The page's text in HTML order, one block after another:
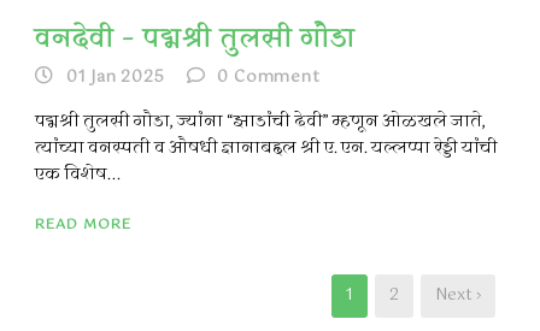
वनदेवी – पद्मश्री तुलसी गौडा
01 Jan 2025 0 Comment
पद्मश्री तुलसी गौडा, ज्यांना “झाडांची देवी” म्हणून ओळखले जाते,
त्यांच्या वनस्पती व औषधी ज्ञानाबद्दल श्री ए. एन. यल्लप्पा रेड्डी यांची
एक विशेष...
READ MORE
1 2 Next ›